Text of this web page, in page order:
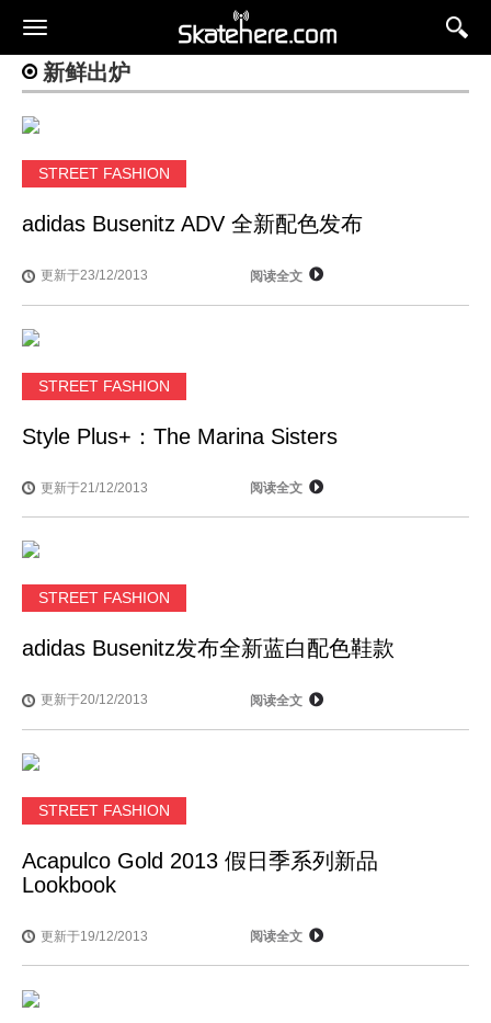
新鲜出炉
STREET FASHION
adidas Busenitz ADV 全新配色发布
更新于23/12/2013 阅读全文
STREET FASHION
Style Plus+：The Marina Sisters
更新于21/12/2013 阅读全文
STREET FASHION
adidas Busenitz发布全新蓝白配色鞋款
更新于20/12/2013 阅读全文
STREET FASHION
Acapulco Gold 2013 假日季系列新品
Lookbook
更新于19/12/2013 阅读全文